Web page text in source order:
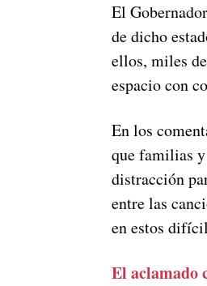
El
de dicho
ellos, miles
espacio con
En los
que familias y
distracción
entre las
en estos
El aclamado